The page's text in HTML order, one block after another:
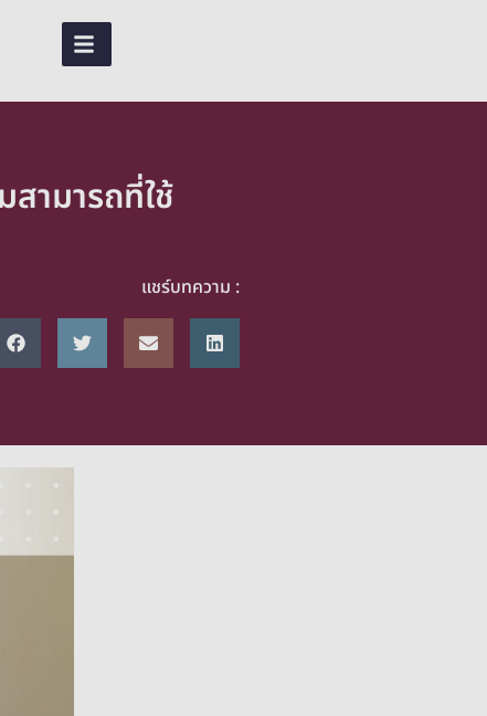
ามารถที่ใช้
แชร์บทความ :